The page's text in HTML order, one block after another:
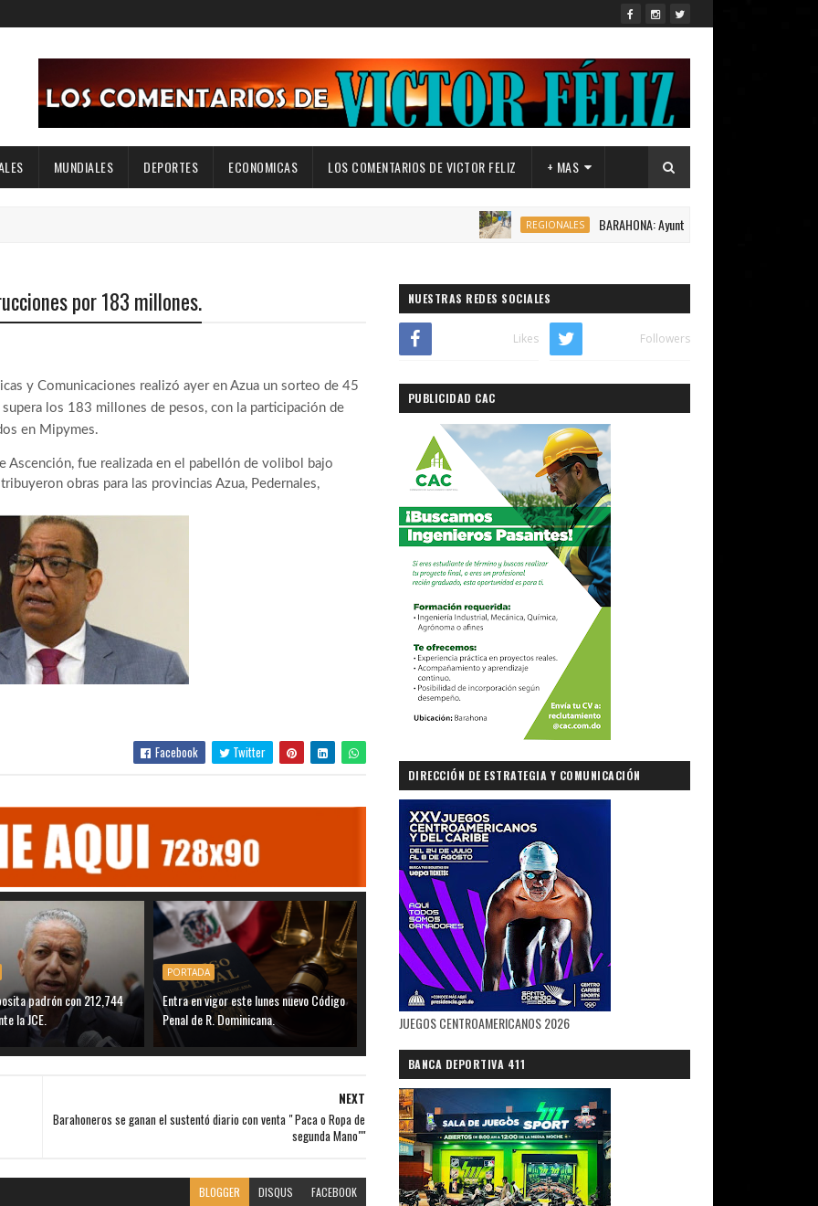
MUNDIALES DEPORTES ECONOMICAS LOS COMENTARIOS DE VICTOR FELIZ + MAS
REGIONALES BARAHONA: Ayuntamiento de Canoa,inicia
por 183 millones.
y Comunicaciones realizó ayer en Azua un sorteo de 45
los 183 millones de pesos, con la participación de
en Mipymes.
Ascención, fue realizada en el pabellón de volibol bajo
obras para las provincias Azua, Pedernales,
Facebook Twitter
padrón con 212,744
la JCE.
PORTADA
Entra en vigor este lunes nuevo Código
Penal de R. Dominicana.
NEXT
Barahoneros se ganan el sustentó diario con venta " Paca o Ropa de
segunda Mano""
BLOGGER DISQUS FACEBOOK
NUESTRAS REDES SOCIALES
Likes Followers
PUBLICIDAD CAC
DIRECCIÓN DE ESTRATEGIA Y COMUNICACIÓN
GUBERNAMENTAL
JUEGOS CENTROAMERICANOS 2026
BANCA DEPORTIVA 411